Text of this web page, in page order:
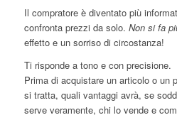
Il compratore è diventato più
confronta prezzi da solo. Non si fa
effetto e un sorriso di circostanza!
Ti risponde a tono e con precisione.
Prima di acquistare un articolo o un
si tratta, quali vantaggi avrà, se
serve veramente, chi lo vende e